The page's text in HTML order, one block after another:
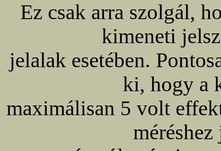
Ez csak arra szolgál,
kimeneti
jelalak esetében.
ki, hogy a
maximálisan 5 volt